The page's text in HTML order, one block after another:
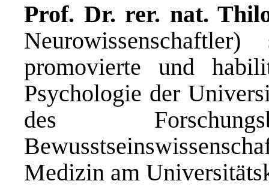
Prof. Dr. rer. nat.
promovierte und
Psychologie der
des
Medizin am